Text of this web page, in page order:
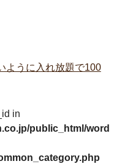
ように入れ放題で100
in
public_html/word